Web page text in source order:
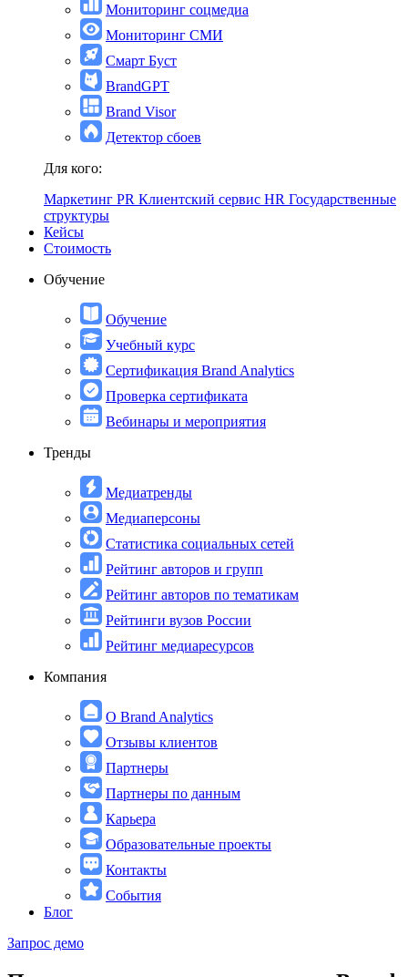
Мониторинг соцмедиа
Мониторинг СМИ
Смарт Буст
BrandGPT
Brand Visor
Детектор сбоев
Для кого:
Маркетинг PR Клиентский сервис HR Государственные
структуры
Кейсы
Стоимость
Обучение
Обучение
Учебный курс
Сертификация Brand Analytics
Проверка сертификата
Вебинары и мероприятия
Тренды
Медиатренды
Медиаперсоны
Статистика социальных сетей
Рейтинг авторов и групп
Рейтинг авторов по тематикам
Рейтинги вузов России
Рейтинг медиаресурсов
Компания
О Brand Analytics
Отзывы клиентов
Партнеры
Партнеры по данным
Карьера
Образовательные проекты
Контакты
События
Блог
Запрос демо